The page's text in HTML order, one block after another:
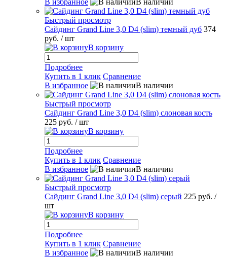
В избранное В наличии
Быстрый просмотр
Сайдинг Grand Line 3,0 D4 (slim) темный дуб 374
руб. / шт
В корзину
Подробнее
Купить в 1 клик Сравнение
В избранное
В наличии
Быстрый просмотр
Сайдинг Grand Line 3,0 D4 (slim) слоновая кость
225 руб. / шт
В корзину
Подробнее
Купить в 1 клик Сравнение
В избранное
В наличии
Быстрый просмотр
Сайдинг Grand Line 3,0 D4 (slim) серый 225 руб. /
шт
В корзину
Подробнее
Купить в 1 клик Сравнение
В избранное
В наличии